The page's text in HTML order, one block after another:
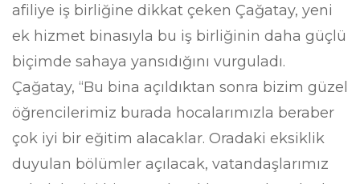
afiliye iş birliğine dikkat çeken Çağatay, yeni
ek hizmet binasıyla bu iş birliğinin daha güçlü
biçimde sahaya yansıdığını vurguladı.
Çağatay, “Bu bina açıldıktan sonra bizim güzel
öğrencilerimiz burada hocalarımızla beraber
çok iyi bir eğitim alacaklar. Oradaki eksiklik
duyulan bölümler açılacak, vatandaşlarımız